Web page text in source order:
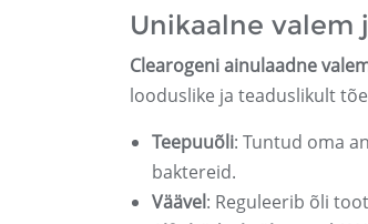
Unikaalne valem
Clearogeni ainulaadne
looduslike ja teaduslikult
Teepuuõli: Tuntud oma
baktereid.
Väävel: Reguleerib õli